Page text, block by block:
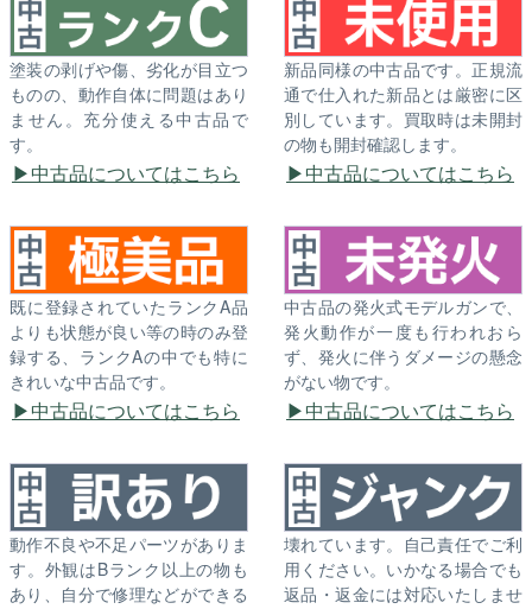
塗装の剥げや傷、劣化が目立つ
ものの、動作自体に問題はあり
ません。充分使える中古品で
す。
中古品についてはこちら
新品同様の中古品です。正規流
通で仕入れた新品とは厳密に区
別しています。買取時は未開封
の物も開封確認します。
中古品についてはこちら
既に登録されていたランクA品
よりも状態が良い等の時のみ登
録する、ランクAの中でも特に
きれいな中古品です。
中古品についてはこちら
中古品の発火式モデルガンで、
発火動作が一度も行われおら
ず、発火に伴うダメージの懸念
がない物です。
中古品についてはこちら
動作不良や不足パーツがありま
す。外観はBランク以上の物も
あり、自分で修理などができる
壊れています。自己責任でご利
用ください。いかなる場合でも
返品・返金には対応いたしませ